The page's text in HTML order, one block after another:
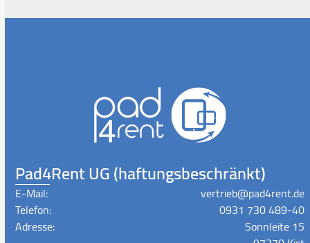
Pad4Rent UG (haftungsbeschränkt)
E-Mail:
vertrieb@pad4rent.de
Telefon:
0931 730 489-40
Adresse:
Sonnleite 15